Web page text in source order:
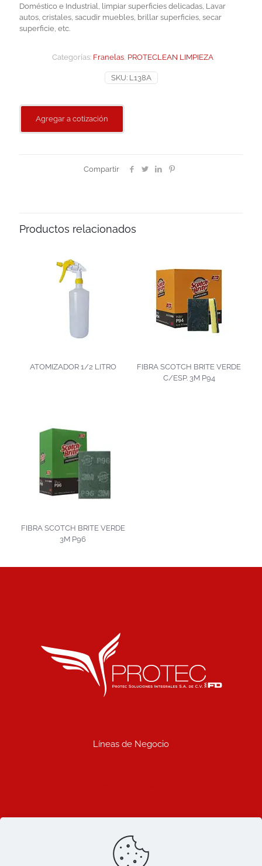
Doméstico e Industrial, limpiar superficies delicadas, Lavar
autos, cristales, sacudir muebles, brillar superficies, secar
superficie, etc.
SKU: L138A
Categorías: Franelas, PROTECLEAN LIMPIEZA
Agregar a cotización
Compartir
Productos relacionados
ATOMIZADOR 1/2 LITRO
FIBRA SCOTCH BRITE VERDE
C/ESP. 3M P94
FIBRA SCOTCH BRITE VERDE
3M P96
Líneas de Negocio
Ligas de Interes
Blog